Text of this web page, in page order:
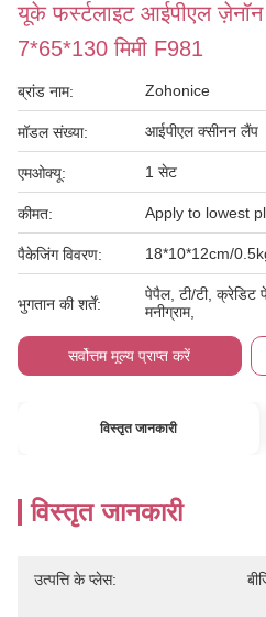
यूके फर्स्टलाइट आईपीएल
7*65*130 मिमी F981
ब्रांड नाम: Zohonice
मॉडल संख्या: आईपीएल क्सीनन लैंप
एमओक्यू: 1 सेट
कीमत: Apply to lowest
पैकेजिंग विवरण: 18*10*12cm/
भुगतान की शर्तें:
पेपैल, टी/टी, क्रेडिट
मनीग्राम,
सर्वोत्तम मूल्य प्राप्त करें
विस्तृत जानकारी
विस्तृत जानकारी
उत्पत्ति के प्लेस: